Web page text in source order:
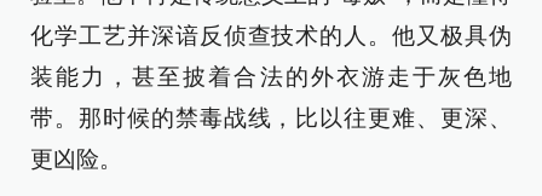
化学工艺并深谙反侦查技术的人。他又极具伪
装能力，甚至披着合法的外衣游走于灰色地
带。那时候的禁毒战线，比以往更难、更深、
更凶险。